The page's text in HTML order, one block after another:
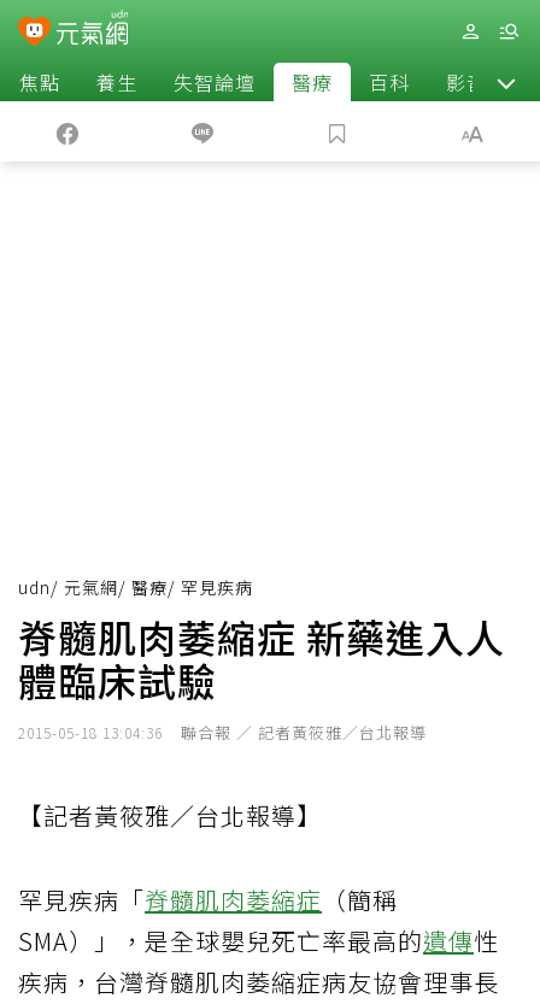
焦點 養生 失智論壇 醫療 百科 影音
udn/ 元氣網/ 醫療/ 罕見疾病
脊髓肌肉萎縮症 新藥進入人
體臨床試驗
2015-05-18 13:04:36 聯合報 ／ 記者黃筱雅／台北報導
【記者黃筱雅／台北報導】
罕見疾病「脊髓肌肉萎縮症 （簡稱
SMA）」，是全球嬰兒死亡率最高的遺傳性
疾病，台灣脊髓肌肉萎縮症病友協會理事長